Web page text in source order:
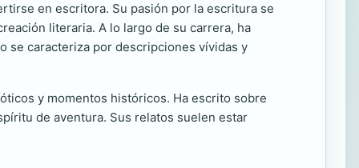
en escritora. Su pasión por la escritura se
literaria. A lo largo de su carrera, ha
se caracteriza por descripciones vívidas y
y momentos históricos. Ha escrito sobre
de aventura. Sus relatos suelen estar